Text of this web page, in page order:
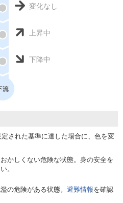
変化なし
上昇中
下降中
された基準に達した場合に、色を変
かしくない危険な状態。身の安全を
。
の危険がある状態。 避難情報を確認